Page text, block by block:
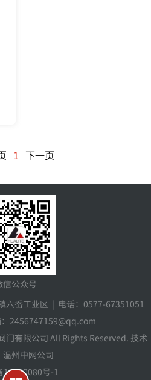
1 下一页
信公众号
六岙工业区 | 电话：0577-67351051
2456747159@qq.com
有限公司 All Rights Reserved. 技术
温州中网公司
18050080号-1